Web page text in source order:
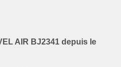
AIR BJ2341 depuis le